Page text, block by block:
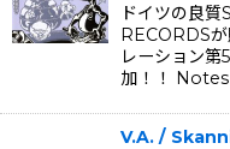
ドイツの良
RECORDSが
レーション
加！！
V.A. /